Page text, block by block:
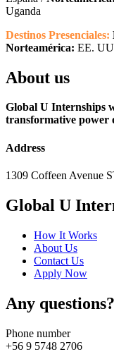
Uganda
Destinos Presenciales:
Norteamérica: EE.
About us
Global U Internships
transformative power
Address
1309 Coffeen
Global U
How It Works
About Us
Contact Us
Apply Now
Any questions?
Phone number
+56 9 5748 2706